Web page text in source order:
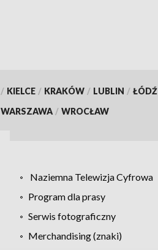
/ KIELCE / KRAKÓW / LUBLIN / ŁÓDŹ
WARSZAWA / WROCŁAW
Naziemna Telewizja Cyfrowa
Program dla prasy
Serwis fotograficzny
Merchandising (znaki)